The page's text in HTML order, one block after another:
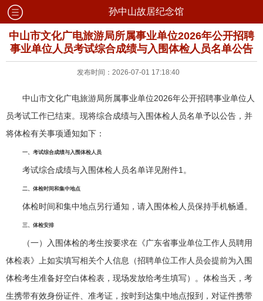
孙中山故居纪念馆
中山市文化广电旅游局所属事业单位2026年公开招聘
事业单位人员考试综合成绩与入围体检人员名单公告
发布时间：2026-07-01 17:18:40
中山市文化广电旅游局所属事业单位2026年公开招聘事业单位人
员考试工作已结束。现将综合成绩与入围体检人员名单予以公告，并
将体检有关事项通知如下：
一、考试综合成绩与入围体检人员
考试综合成绩与入围体检人员名单详见附件1。
二、体检时间和集中地点
体检时间和集中地点另行通知，请入围体检人员保持手机畅通。
三、体检安排
（一）入围体检的考生按要求在《广东省事业单位工作人员聘用
体检表》上如实填写相关个人信息（招聘单位工作人员会提前为入围
体检考生准备好空白体检表，现场发放给考生填写）。体检当天，考
生携带有效身份证件、准考证，按时到达集中地点报到，对证件携带